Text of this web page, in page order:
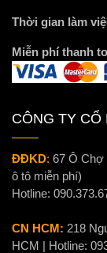
Thời gian làm
Miễn phí thanh
CÔNG TY CỔ
ĐĐKD: 67 Ô Chợ
ô tô miễn phí)
Hotline:
CN HCM: 218
HCM | Hotline: